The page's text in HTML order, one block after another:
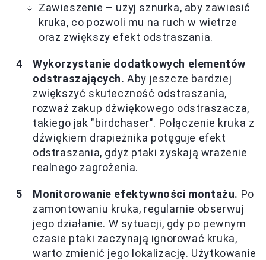
Zawieszenie – użyj sznurka, aby zawiesić
kruka, co pozwoli mu na ruch w wietrze
oraz zwiększy efekt odstraszania.
Wykorzystanie dodatkowych elementów
odstraszających. Aby jeszcze bardziej
zwiększyć skuteczność odstraszania,
rozważ zakup dźwiękowego odstraszacza,
takiego jak "birdchaser". Połączenie kruka z
dźwiękiem drapieżnika potęguje efekt
odstraszania, gdyż ptaki zyskają wrażenie
realnego zagrożenia.
Monitorowanie efektywności montażu. Po
zamontowaniu kruka, regularnie obserwuj
jego działanie. W sytuacji, gdy po pewnym
czasie ptaki zaczynają ignorować kruka,
warto zmienić jego lokalizację. Użytkowanie